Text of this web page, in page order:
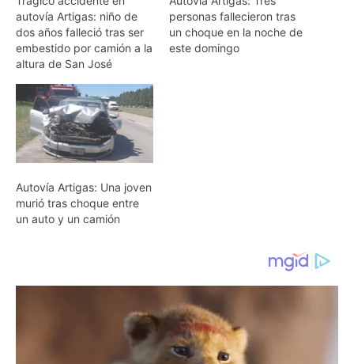
autovía Artigas: niño de
dos años falleció tras ser
embestido por camión a la
altura de San José
personas fallecieron tras
un choque en la noche de
este domingo
Autovía Artigas: Una joven
murió tras choque entre
un auto y un camión